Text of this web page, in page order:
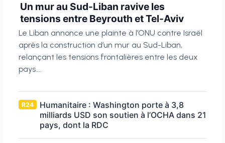
Un mur au Sud-Liban ravive les
tensions entre Beyrouth et Tel-Aviv
Le Liban annonce une plainte à l’ONU contre Israël
après la construction d’un mur au Sud-Liban,
relançant les tensions frontalières entre les deux
pays....
R24
Humanitaire : Washington porte à 3,8
milliards USD son soutien à l’OCHA dans 21
pays, dont la RDC